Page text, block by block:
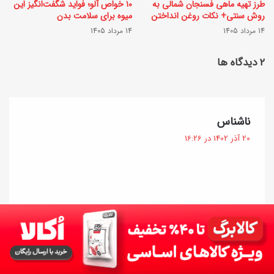
ی
ه
ر
ت
و
ف
ن‌
ن
طرز تهیه ماهی فسنجان شمالی به
روش سنتی+ نکات روغن انداختن
14 مرداد 1405
۱۰ خواص آلو؛ فواید شگفت‌انگیز این
میوه برای سلامت بدن
14 مرداد 1405
‫۲ دیدگاه ها
ناشناس
ف
20 آذر 1402 در 16:26
سلام ، بریانی نام مغازه هایی هست که بریان می فروشند .پس نام این
غذا بریان است نه بریانی.
پاسخ